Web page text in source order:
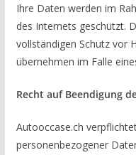
Ihre Daten werden im
des Internets geschützt.
vollständigen Schutz vor
übernehmen im Falle
Recht auf Beendigung
Autooccase.ch
personenbezogener